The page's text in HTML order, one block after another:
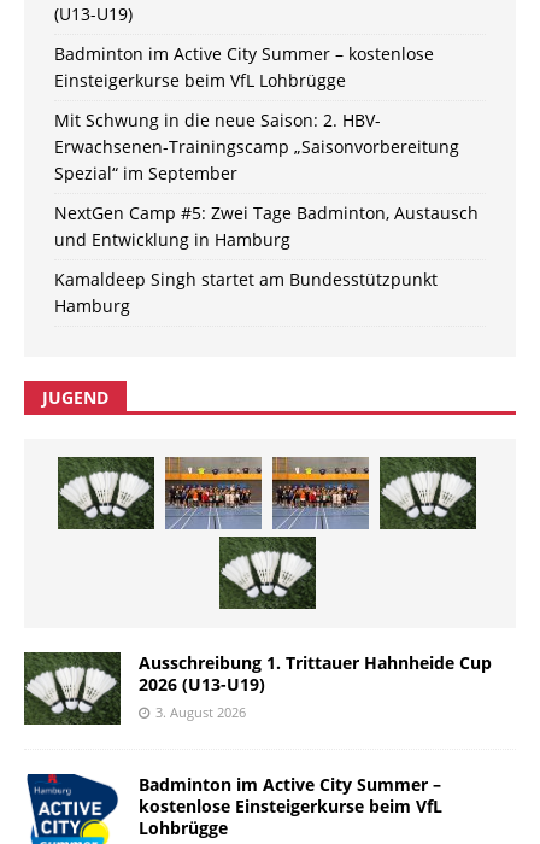
(U13-U19)
Badminton im Active City Summer – kostenlose
Einsteigerkurse beim VfL Lohbrügge
Mit Schwung in die neue Saison: 2. HBV-
Erwachsenen-Trainingscamp „Saisonvorbereitung
Spezial“ im September
NextGen Camp #5: Zwei Tage Badminton, Austausch
und Entwicklung in Hamburg
Kamaldeep Singh startet am Bundesstützpunkt
Hamburg
JUGEND
Ausschreibung 1. Trittauer Hahnheide Cup
2026 (U13-U19)
3. August 2026
Badminton im Active City Summer –
kostenlose Einsteigerkurse beim VfL
Lohbrügge